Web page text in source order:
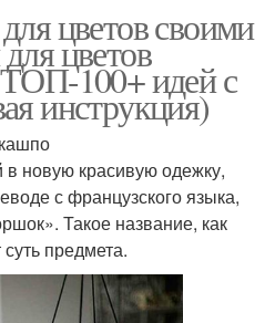
цветов своими
цветов
100+ идей с
инструкция)
новую красивую одежку,
с французского языка,
Такое название, как
предмета.